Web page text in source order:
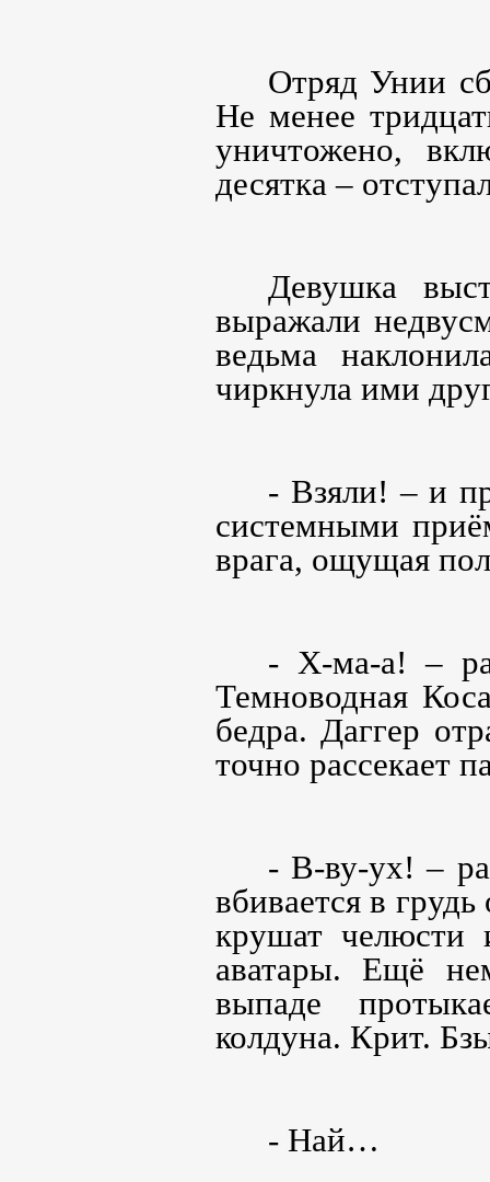
Отряд Унии
Не менее
уничтожено,
десятка –
Девушка
выражали
ведьма
чиркнула ими
- Взяли! – и
системными
врага, ощущая
- Х-ма-а! –
Темноводная
бедра. Даггер
точно рассекает
- В-ву-ух! –
вбивается в
крушат челюсти
аватары. Ещё
выпаде
колдуна. Крит.
- Най…